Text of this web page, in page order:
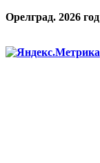
Орелград. 2026 год